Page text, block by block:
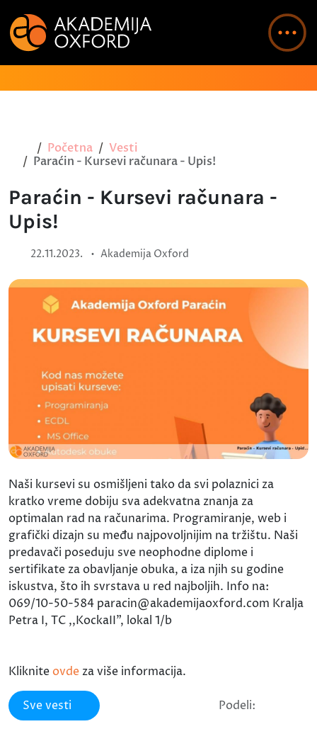
Početna
Vesti
Paraćin - Kursevi računara - Upis!
Paraćin - Kursevi računara -
Upis!
22.11.2023. • Akademija Oxford
Naši kursevi su osmišljeni tako da svi polaznici za
kratko vreme dobiju sva adekvatna znanja za
optimalan rad na računarima. Programiranje, web i
grafički dizajn su među najpovoljnijim na tržištu. Naši
predavači poseduju sve neophodne diplome i
sertifikate za obavljanje obuka, a iza njih su godine
iskustva, što ih svrstava u red najboljih. Info na:
069/10-50-584 paracin@akademijaoxford.com Kralja
Petra I, TC ,,KockaII", lokal 1/b
Kliknite ovde za više informacija.
Sve vesti Podeli: